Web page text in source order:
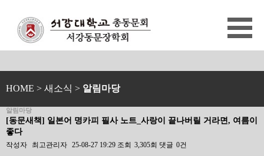
HOME > 새소식 > 알림마당
알림마당
[동문새책] 일본어 명카피 필사 노트_사랑이 끝나버릴 거라면, 여름이
좋다
작성자 최고관리자 25-08-27 19:29 조회 3,305회 댓글 0건